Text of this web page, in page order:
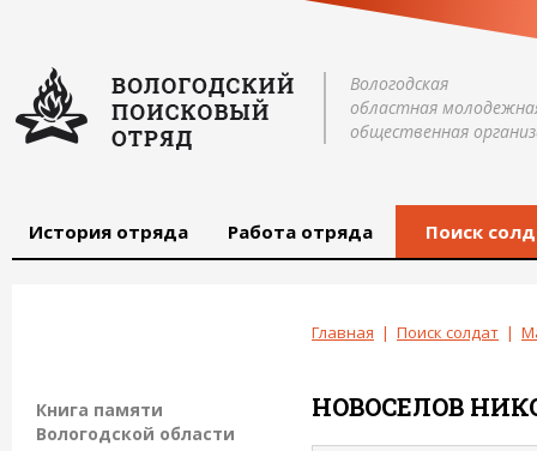
Вологодская
областная
общественная
История отряда Работа отряда Поиск
Главная | Поиск солдат |
НОВОСЕЛОВ
Книга памяти
Вологодской области